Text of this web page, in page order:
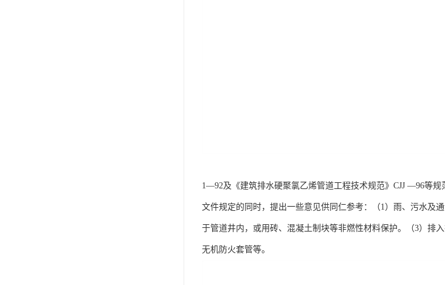
1—92及《建筑排水硬聚氯乙烯管道工程技术规范》CJJ —96等
文件规定的同时，提出一些意见供同仁参考：（1）雨、污水及
于管道井内，或用砖、混凝土制块等非燃性材料保护。（3）排
无机防火套管等。